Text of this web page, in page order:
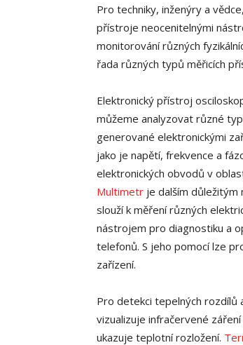
Pro techniky, inženýry a
přístroje neocenitelnými
monitorování různých
řada různých typů měřicích
Elektronický přístroj
můžeme analyzovat různé
generované elektronickými
jako je napětí, frekvence a
elektronických obvodů v
Multimetr je dalším
slouží k měření různých
nástrojem pro diagnostiku a
telefonů. S jeho pomocí lze
zařízení.
Pro detekci tepelných
vizualizuje infračervené
ukazuje teplotní rozložení.